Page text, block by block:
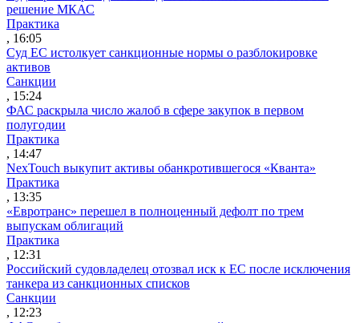
решение МКАС
Практика
, 16:05
Суд ЕС истолкует санкционные нормы о разблокировке
активов
Санкции
, 15:24
ФАС раскрыла число жалоб в сфере закупок в первом
полугодии
Практика
, 14:47
NexTouch выкупит активы обанкротившегося «Кванта»
Практика
, 13:35
«Евротранс» перешел в полноценный дефолт по трем
выпускам облигаций
Практика
, 12:31
Российский судовладелец отозвал иск к ЕС после исключения
танкера из санкционных списков
Санкции
, 12:23